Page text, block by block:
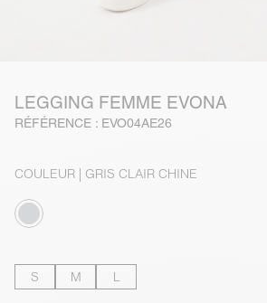
LEGGING FEMME EVONA
RÉFÉRENCE : EVO04AE26
COULEUR | GRIS CLAIR CHINE
S M L